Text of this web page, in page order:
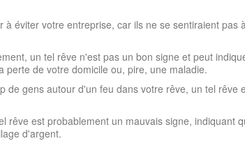
éviter votre entreprise, car ils ne se sentiraient pas
un tel rêve n'est pas un bon signe et peut
de votre domicile ou, pire, une maladie.
gens autour d'un feu dans votre rêve, un tel rêve
est probablement un mauvais signe, indiquant
d'argent.